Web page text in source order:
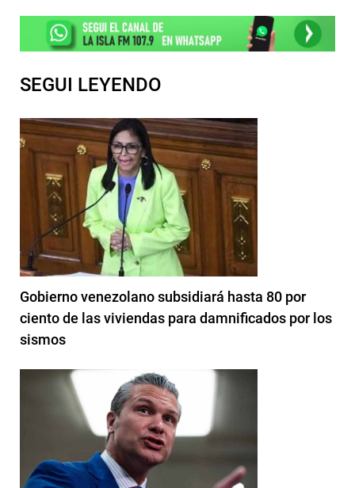
SEGUI LEYENDO
Gobierno venezolano subsidiará hasta 80 por
ciento de las viviendas para damnificados por los
sismos